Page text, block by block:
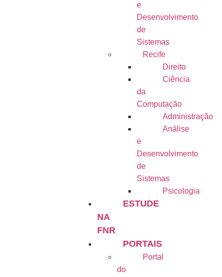
e
Desenvolvimento
de
Sistemas
Recife
Direito
Ciência
da
Computação
Administração
Análise
e
Desenvolvimento
de
Sistemas
Psicologia
ESTUDE
NA
FNR
PORTAIS
Portal
do